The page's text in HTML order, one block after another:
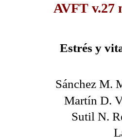
AVFT v.27
Estrés y
Sánchez M.
Martín D.
Sutil N.